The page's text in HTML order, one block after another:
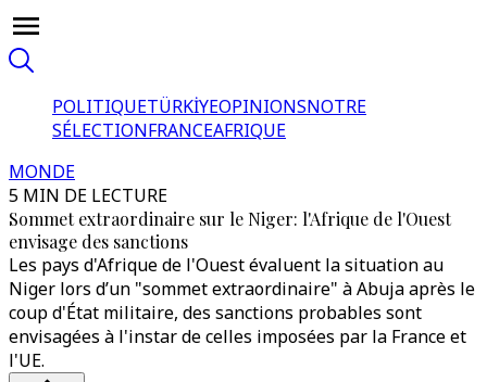
POLITIQUETÜRKİYEOPINIONSNOTRE
SÉLECTIONFRANCEAFRIQUE
MONDE
5 MIN DE LECTURE
Sommet extraordinaire sur le Niger: l'Afrique de l'Ouest
envisage des sanctions
Les pays d'Afrique de l'Ouest évaluent la situation au
Niger lors d’un "sommet extraordinaire" à Abuja après le
coup d'État militaire, des sanctions probables sont
envisagées à l'instar de celles imposées par la France et
l'UE.